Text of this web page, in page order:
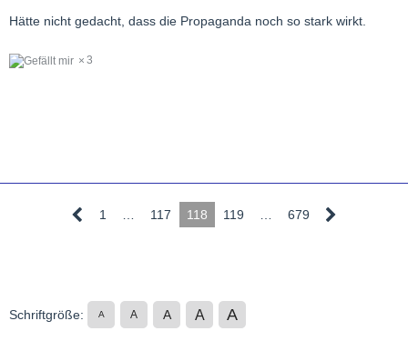
Hätte nicht gedacht, dass die Propaganda noch so stark wirkt.
3
1 117 118 119 679
Schriftgröße: A A A A A